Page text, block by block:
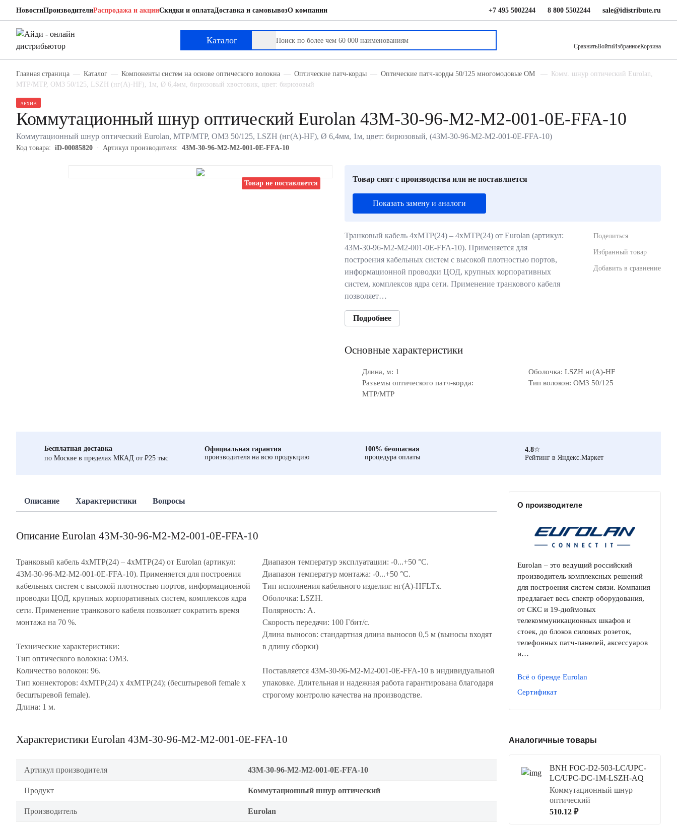
НовостиПроизводителиРаспродажа и акцииСкидки и оплатаДоставка и самовывозО компании +7 495 5002244 8 800 5502244 sale@idistribute.ru
Каталог
СравнитьВойтиИзбранноеКорзина
Главная страница Каталог Компоненты систем на основе оптического волокна Оптические патч-корды Оптические патч-корды 50/125 многомодовые ОМ
Комм. шнур оптический Eurolan,
MTP/MTP, OM3 50/125, LSZH (нг(A)-HF), 1м, Ø 6,4мм, бирюзовый хвостовик, цвет: бирюзовый
Товар не поставляется
АРХИВ
Коммутационный шнур оптический Eurolan 43M-30-96-M2-M2-001-0E-FFA-10
Коммутационный шнур оптический Eurolan, MTP/MTP, OM3 50/125, LSZH (нг(A)-HF), Ø 6,4мм, 1м, цвет: бирюзовый, (43M-30-96-M2-M2-001-0E-FFA-10)
Код товара: iD-00085820 Артикул производителя: 43M-30-96-M2-M2-001-0E-FFA-10
Товар снят с производства или не поставляется
Показать замену и аналоги
Транковый кабель 4xMTP(24) – 4xMTP(24) от Eurolan (артикул:
43M-30-96-M2-M2-001-0E-FFA-10). Применяется для
построения кабельных систем с высокой плотностью портов,
информационной проводки ЦОД, крупных корпоративных
систем, комплексов ядра сети. Применение транкового кабеля
позволяет…
Подробнее
Поделиться
Избранный товар
Добавить в сравнение
Основные характеристики
Длина, м: 1
Оболочка: LSZH нг(A)-HF
Разъемы оптического патч-корда:
MTP/MTP
Тип волокон: OM3 50/125
Бесплатная доставка
по Москве в пределах МКАД от ₽25 тыс
Официальная гарантия
производителя на всю продукцию
100% безопасная
процедура оплаты
4.8☆
Рейтинг в Яндекс.Маркет
Описание Характеристики Вопросы
Описание Eurolan 43M-30-96-M2-M2-001-0E-FFA-10
Транковый кабель 4xMTP(24) – 4xMTP(24) от Eurolan (артикул:
43M-30-96-M2-M2-001-0E-FFA-10). Применяется для построения
кабельных систем с высокой плотностью портов, информационной
проводки ЦОД, крупных корпоративных систем, комплексов ядра
сети. Применение транкового кабеля позволяет сократить время
монтажа на 70 %.
Технические характеристики:
Тип оптического волокна: OM3.
Количество волокон: 96.
Тип коннекторов: 4xMTP(24) х 4xMTP(24); (бесштыревой female х
бесштыревой female).
Длина: 1 м.
Диапазон температур эксплуатации: -0...+50 °C.
Диапазон температур монтажа: -0...+50 °C.
Тип исполнения кабельного изделия: нг(A)-HFLTx.
Оболочка: LSZH.
Полярность: A.
Скорость передачи: 100 Гбит/с.
Длина выносов: стандартная длина выносов 0,5 м (выносы входят
в длину сборки)
Поставляется 43M-30-96-M2-M2-001-0E-FFA-10 в индивидуальной
упаковке. Длительная и надежная работа гарантирована благодаря
строгому контролю качества на производстве.
Характеристики Eurolan 43M-30-96-M2-M2-001-0E-FFA-10
Артикул производителя 43M-30-96-M2-M2-001-0E-FFA-10
Продукт Коммутационный шнур оптический
Производитель Eurolan
О производителе
Eurolan – это ведущий российский
производитель комплексных решений
для построения систем связи. Компания
предлагает весь спектр оборудования,
от СКС и 19-дюймовых
телекоммуникационных шкафов и
стоек, до блоков силовых розеток,
телефонных патч-панелей, аксессуаров
и…
Всё о бренде Eurolan
Сертификат
Аналогичные товары
BNH FOC-D2-503-LC/UPC-
LC/UPC-DC-1M-LSZH-AQ
Коммутационный шнур
оптический
510.12 ₽
Eurolan 43M-30-96-M2-M2-001-0E-FFA-10
Коммутационный шнур оптический